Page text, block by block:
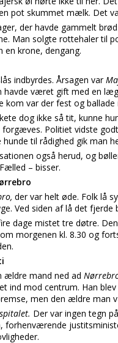
pot skummet mælk. Det
der havde gammelt
Man solgte rottehaler til
krone, dengang.
indbyrdes. Årsagen var
havde været gift med en
kom var der fest og
dog ikke så tit, kunne
Politiet vidste
hunde til rådighed gik man
også herud, og
– bisser.
der var helt øde. Folk lå
Ved siden af lå det
dage mistet tre døtre.
morgenen kl. 8.30 og
ældre mand ned ad
ind mod centrum. Han
men den ældre man
Der var ingen tegn
forhenværende